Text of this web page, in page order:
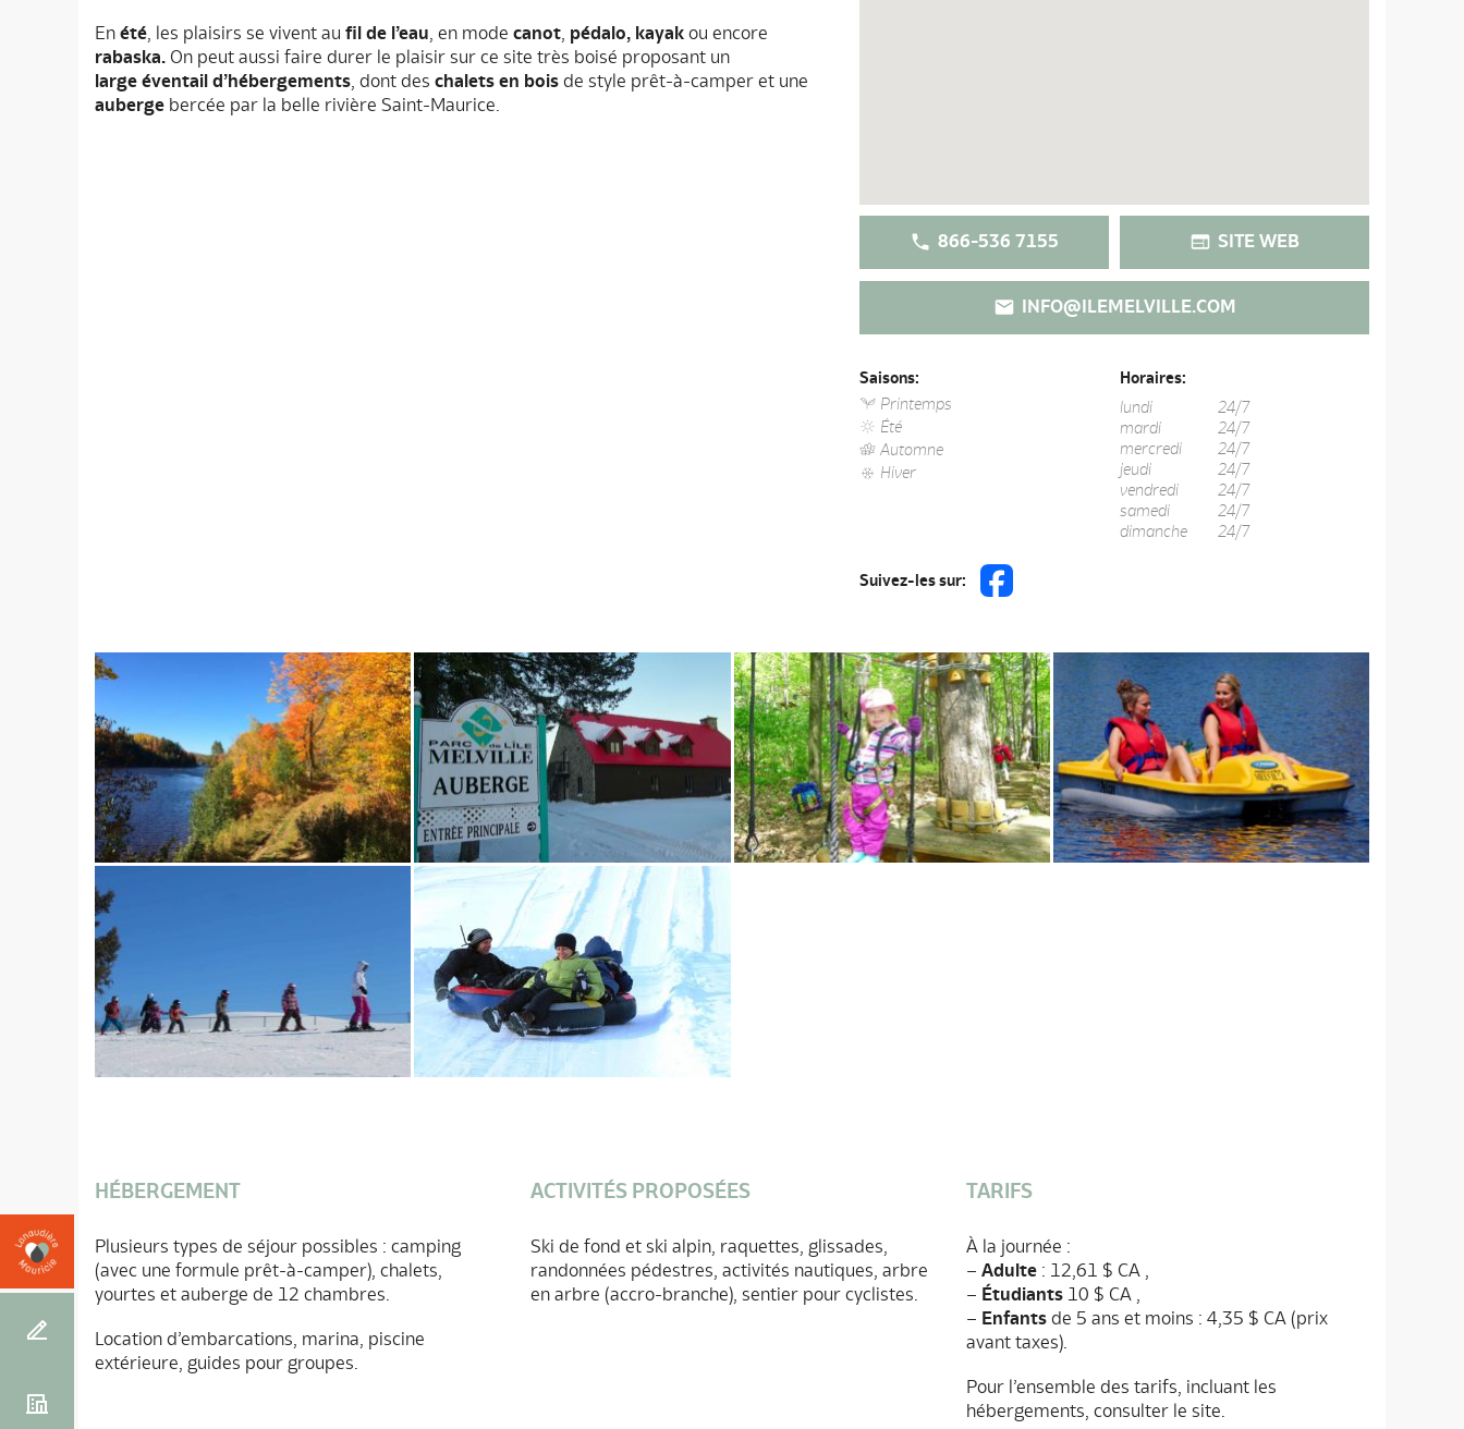
En été, les plaisirs se vivent au fil de l’eau, en mode canot, pédalo, kayak ou encore
rabaska. On peut aussi faire durer le plaisir sur ce site très boisé proposant un
large éventail d’hébergements, dont des chalets en bois de style prêt-à-camper et une
auberge bercée par la belle rivière Saint-Maurice.
866-536 7155 SITE WEB
INFO@ILEMELVILLE.COM
Saisons:
Printemps
Été
Automne
Hiver
Horaires:
lundi
24/7
mardi
24/7
mercredi
24/7
jeudi
24/7
vendredi
24/7
samedi
24/7
dimanche
24/7
Suivez-les sur:
HÉBERGEMENT
Plusieurs types de séjour possibles : camping
(avec une formule prêt-à-camper), chalets,
yourtes et auberge de 12 chambres.
Location d’embarcations, marina, piscine
extérieure, guides pour groupes.
ACTIVITÉS PROPOSÉES
Ski de fond et ski alpin, raquettes, glissades,
randonnées pédestres, activités nautiques, arbre
en arbre (accro-branche), sentier pour cyclistes.
TARIFS
À la journée :
– Adulte: 12,61 $ CA ,
– Étudiants10 $ CA ,
– Enfantsde 5 ans et moins : 4,35 $ CA (prix
avant taxes).
Pour l’ensemble des tarifs, incluant les
hébergements, consulter le site.